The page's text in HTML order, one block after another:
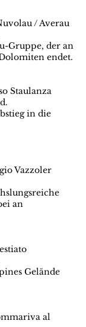
/ Averau
Gruppe, der an
endet.
Staulanza
in die
Vazzoler
an
Gelände
al